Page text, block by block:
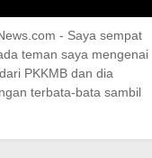
- Saya sempat
teman saya mengenai
PKKMB dan dia
terbata-bata sambil